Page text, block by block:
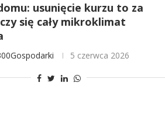
usunięcie kurzu to za
się cały mikroklimat
5 czerwca 2026